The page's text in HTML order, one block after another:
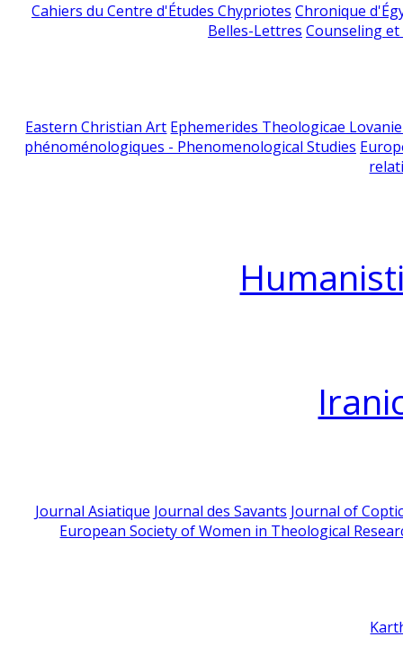
Cahiers du Centre d'Études Chypriotes Chronique
Belles-Lettres Counseling
Eastern Christian Art Ephemerides Theologicae
phénoménologiques - Phenomenological Studies
Journal Asiatique Journal des Savants Journal of
European Society of Women in Theological